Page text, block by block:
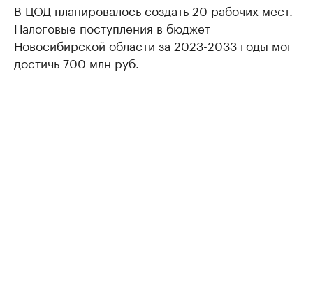
В ЦОД планировалось создать 20 рабочих мест.
Налоговые поступления в бюджет
Новосибирской области за 2023-2033 годы мог
достичь 700 млн руб.